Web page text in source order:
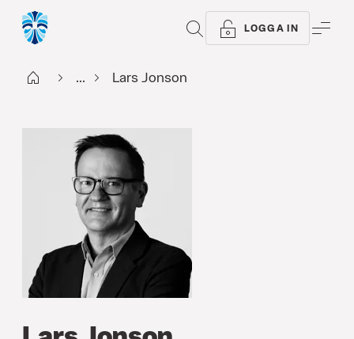
SÖK LOGGA IN
Start ... Lars Jonson